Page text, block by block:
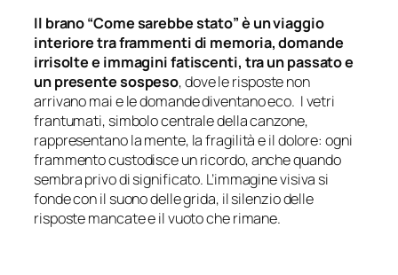
Il brano “Come sarebbe stato” è un viaggio
interiore tra frammenti di memoria, domande
irrisolte e immagini fatiscenti, tra un passato e
un presente sospeso, dove le risposte non
arrivano mai e le domande diventano eco. I vetri
frantumati, simbolo centrale della canzone,
rappresentano la mente, la fragilità e il dolore: ogni
frammento custodisce un ricordo, anche quando
sembra privo di significato. L’immagine visiva si
fonde con il suono delle grida, il silenzio delle
risposte mancate e il vuoto che rimane.